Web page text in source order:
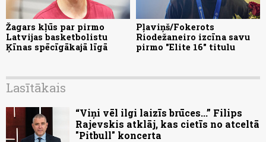
Žagars kļūs par pirmo
Latvijas basketbolistu
Ķīnas spēcīgākajā līgā
Pļaviņš/Fokerots
Riodežaneiro izcīna savu
pirmo "Elite 16" titulu
Lasītākais
“Viņi vēl ilgi laizīs brūces...” Filips
Rajevskis atklāj, kas cietīs no atceltā
"Pitbull" koncerta